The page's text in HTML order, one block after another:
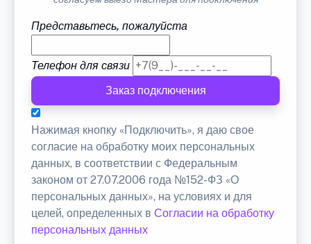
Представьтесь, пожалуйста
Телефон для связи
Заказ подключения
Нажимая кнопку «Подключить», я даю свое
согласие на обработку моих персональных
данных, в соответствии с Федеральным
законом от 27.07.2006 года №152-ФЗ «О
персональных данных», на условиях и для
целей, определенных в Согласии на обработку
персональных данных